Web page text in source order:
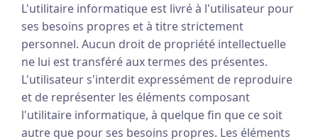
L'utilitaire informatique est livré à l'utilisateur pour
ses besoins propres et à titre strictement
personnel. Aucun droit de propriété intellectuelle
ne lui est transféré aux termes des présentes.
L'utilisateur s'interdit expressément de reproduire
et de représenter les éléments composant
l'utilitaire informatique, à quelque fin que ce soit
autre que pour ses besoins propres. Les éléments